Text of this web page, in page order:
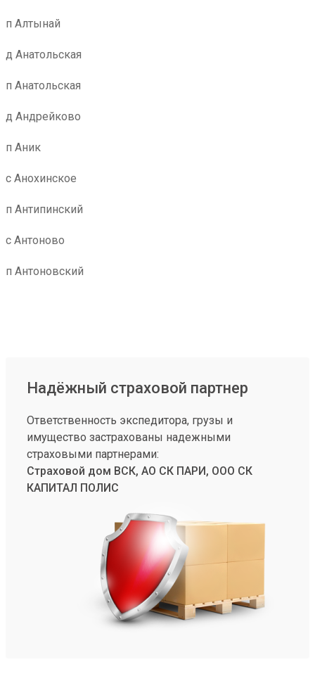
п Алтынай
д Анатольская
п Анатольская
д Андрейково
п Аник
с Анохинское
п Антипинский
с Антоново
п Антоновский
Надёжный страховой партнер
Ответственность экспедитора, грузы и
имущество застрахованы надежными
страховыми партнерами:
Страховой дом ВСК, АО СК ПАРИ, ООО СК
КАПИТАЛ ПОЛИС